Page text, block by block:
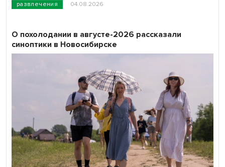
развлечения 04.08.2026
О похолодании в августе-2026 рассказали
синоптики в Новосибирске